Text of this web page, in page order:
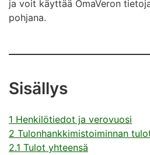
ja voit käyttää OmaVeron
pohjana.
Sisällys
1 Henkilötiedot ja verovuosi
2 Tulonhankkimistoiminnan
2.1 Tulot yhteensä